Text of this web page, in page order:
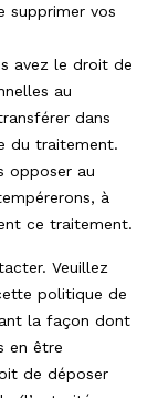
supprimer vos
avez le droit de
au
dans
du traitement.
opposer au
à
ce traitement.
Veuillez
politique de
la façon dont
en être
de déposer